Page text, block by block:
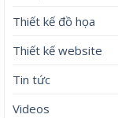
Thiết kế đồ họa
Thiết kế website
Tin tức
Videos